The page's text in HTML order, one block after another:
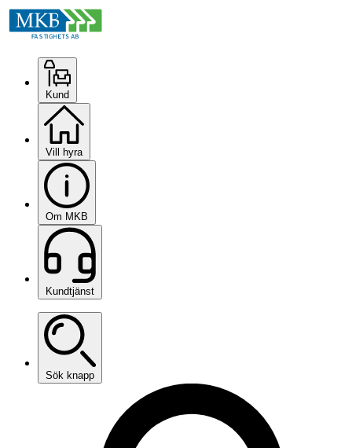
Kund
Vill hyra
Om MKB
Kundtjänst
Sök knapp